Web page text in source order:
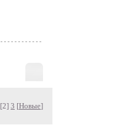
[2] 3 [Новые]